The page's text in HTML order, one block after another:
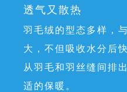
透气又散热
羽毛绒的型态多样，
大，不但吸收水分后
从羽毛和羽丝缝间排
适的保暖。